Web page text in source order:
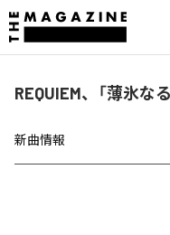
REQUIEM、「薄氷な
新曲情報